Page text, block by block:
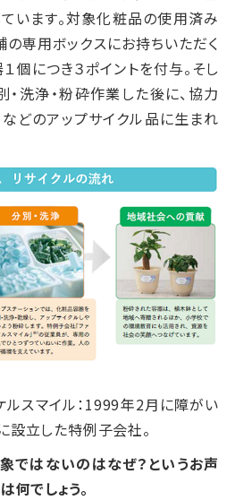
ています。対象化粧品の使用済み
専用ボックスにお持ちいただく
個につき３ポイントを付与。そし
洗浄・粉砕作業した後に、協力
どのアップサイクル品に生まれ
スマイル：1999年2月に障がい
設立した特例子会社。
はないのはなぜ？というお声
何でしょう。